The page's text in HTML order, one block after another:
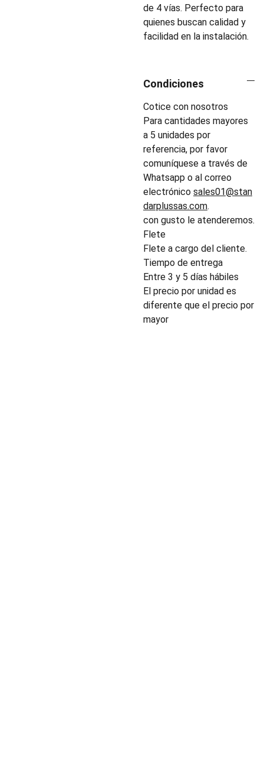
de 4 vías. Perfecto para
quienes buscan calidad y
facilidad en la instalación.
Condiciones
Cotice con nosotros
Para cantidades mayores
a 5 unidades por
referencia, por favor
comuníquese a través de
Whatsapp o al correo
electrónico sales01@stan
darplussas.com.
con gusto le atenderemos.
Flete
Flete a cargo del cliente.
Tiempo de entrega
Entre 3 y 5 días hábiles
El precio por unidad es
diferente que el precio por
mayor